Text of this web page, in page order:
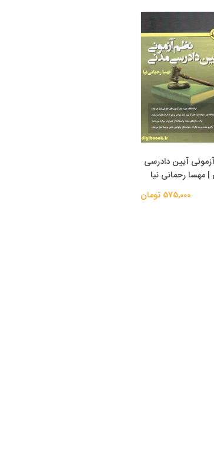
آیین دادرسی
مهسا رحمانی نیا
575,000 تومان